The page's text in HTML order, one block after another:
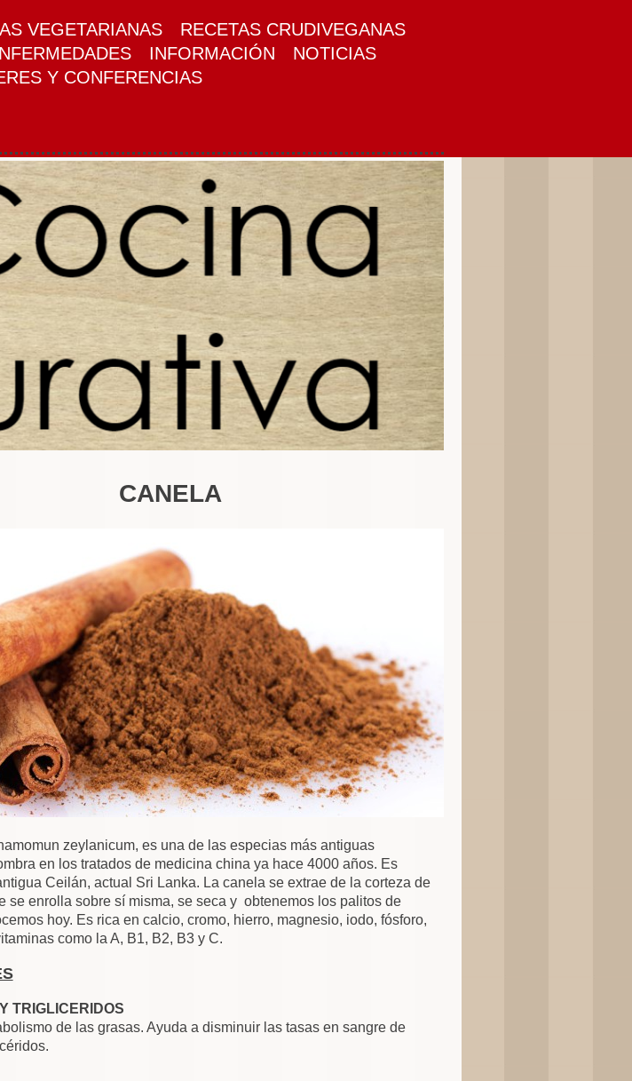
VEGETARIANAS
RECETAS CRUDIVEGANAS
INFORMACIÓN
NOTICIAS
Y CONFERENCIAS
CANELA
zeylanicum, es una de las especias más antiguas
en los tratados de medicina china ya hace 4000 años. Es
Ceilán, actual Sri Lanka. La canela se extrae de la corteza de
se enrolla sobre sí misma, se seca y obtenemos los palitos de
hoy. Es rica en calcio, cromo, hierro, magnesio, iodo, fósforo,
como la A, B1, B2, B3 y C.
TRIGLICERIDOS
de las grasas. Ayuda a disminuir las tasas en sangre de